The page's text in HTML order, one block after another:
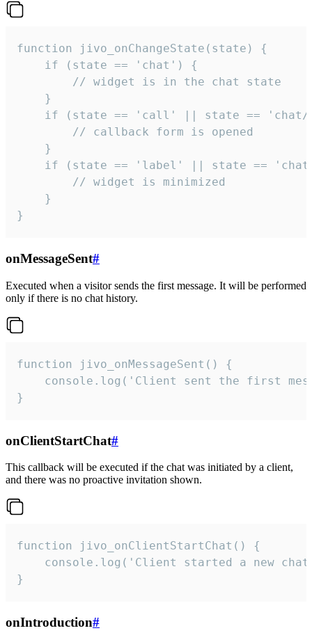
function jivo_onChangeState(state) {
    if (state == 'chat') {
        // widget is in the chat state
    }
if (state == 'call' || state ==
        // callback form is opened
    }
if (state == 'label' || state ==
        // widget is minimized
    }
}
onMessageSent#
Executed when a visitor sends the first message. It will be performed
only if there is no chat history.
function jivo_onMessageSent() {
console.log('Client sent the first
}
onClientStartChat#
This callback will be executed if the chat was initiated by a client,
and there was no proactive invitation shown.
function jivo_onClientStartChat() {
console.log('Client started a new
}
onIntroduction#